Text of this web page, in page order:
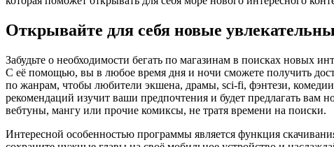
Открывайте для себя новые
Забудьте о необходимости бегать по магазинам в поисках новых
С её помощью, вы в любое время дня и ночи сможете получить
по жанрам, чтобы любители экшена, драмы, sci-fi, фэнтези,
рекомендаций изучит ваши предпочтения и будет предлагать
вебтуны, мангу или прочие комиксы, не тратя времени на поиски.
Интересной особенностью программы является функция